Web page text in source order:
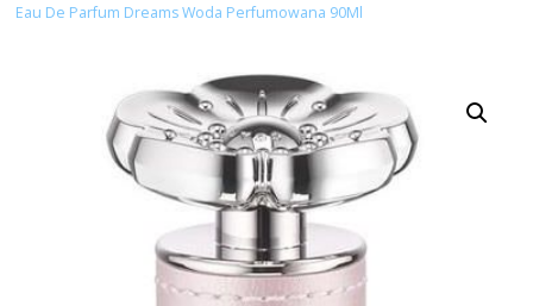
Eau De Parfum Dreams Woda Perfumowana 90Ml